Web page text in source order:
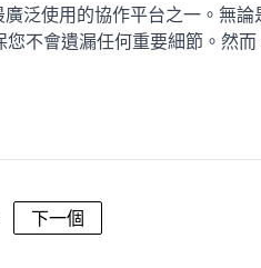
泛使用的協作平台之一。無論
不會遺漏任何重要細節。然
下一個